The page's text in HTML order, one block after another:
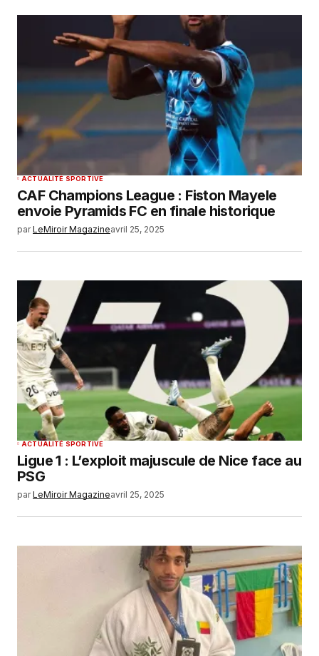
ACTUALITÉ SPORTIVE
CAF Champions League : Fiston Mayele
envoie Pyramids FC en finale historique
par LeMiroir Magazineavril 25, 2025
ACTUALITÉ SPORTIVE
Ligue 1 : L’exploit majuscule de Nice face au
PSG
par LeMiroir Magazineavril 25, 2025